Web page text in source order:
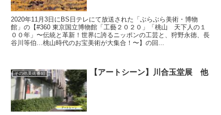
2020年11月3日にBS日テレにて放送された「ぶらぶら美術・博物
館」の【#360 東京国立博物館「工藝２０２０」「桃山 天下人の１
００年」〜伝統と革新！世界に誇るニッポンの工芸と、狩野永徳、長
谷川等伯…桃山時代のお宝美術が大集合！〜】の回...
その他美術番組 【アートシーン】川合玉堂展 他